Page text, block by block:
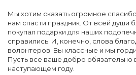
Мы хотим сказать огромное
нам спасти праздник. От всей души
покупал подарки для наших
справились. И, конечно, слова
волонтеров. Вы классные и мы
Пусть все ваше добро обязательно
наступающем году.